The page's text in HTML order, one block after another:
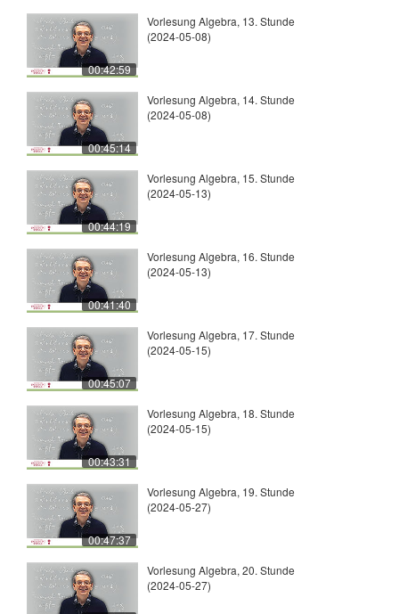
00:42:59
Vorlesung Algebra, 13. Stunde
(2024-05-08)
00:45:14
Vorlesung Algebra, 14. Stunde
(2024-05-08)
00:44:19
Vorlesung Algebra, 15. Stunde
(2024-05-13)
00:41:40
Vorlesung Algebra, 16. Stunde
(2024-05-13)
00:45:07
Vorlesung Algebra, 17. Stunde
(2024-05-15)
00:43:31
Vorlesung Algebra, 18. Stunde
(2024-05-15)
00:47:37
Vorlesung Algebra, 19. Stunde
(2024-05-27)
Vorlesung Algebra, 20. Stunde
(2024-05-27)